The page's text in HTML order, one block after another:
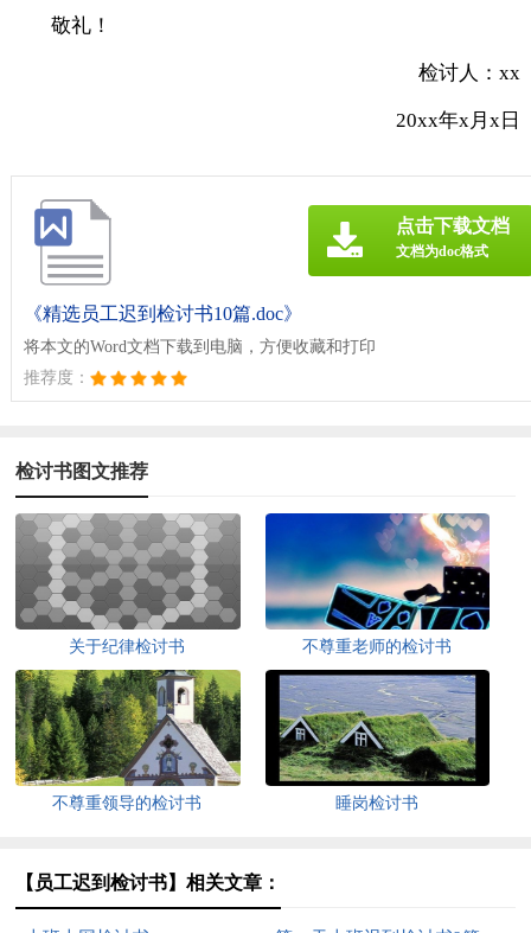
敬礼！
检讨人：xx
20xx年x月x日
《精选员工迟到检讨书10篇.doc》
将本文的Word文档下载到电脑，方便收藏和打印
推荐度：
点击下载文档
文档为doc格式
检讨书图文推荐
关于纪律检讨书 不尊重老师的检讨书
不尊重领导的检讨书 睡岗检讨书
【员工迟到检讨书】相关文章：